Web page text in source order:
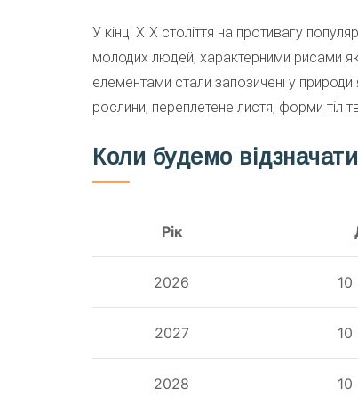
У кінці XIX століття на противагу
молодих людей, характерними рисами
елементами стали запозичені у природи
рослини, переплетене листя, форми тіл
Коли будемо
Рік
2026 10
2027 10
2028 10